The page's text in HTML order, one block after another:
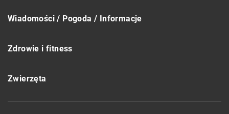
Wiadomości / Pogoda / Informacje
Zdrowie i fitness
Zwierzęta